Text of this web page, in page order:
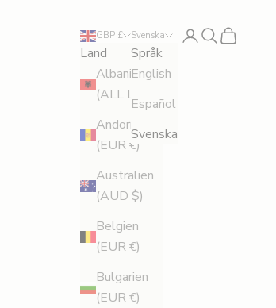
GBP £
Land
Albanien
(ALL L)
Andorra
(EUR €)
Australien
(AUD $)
Belgien
(EUR €)
Bulgarien
(EUR €)
Svenska
Språk
English
Español
Svenska
Logga in
Sök Kundvagn